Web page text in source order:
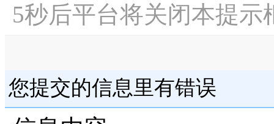
5秒后平台将关闭本提示
您提交的信息里有错误